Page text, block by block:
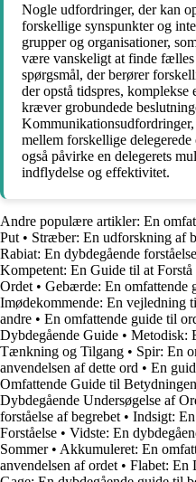
Nogle udfordringer, der kan
forskellige synspunkter og
grupper og organisationer,
være vanskeligt at finde
spørgsmål, der berører
der opstå tidspres, komplekse
kræver grobundede
mellem forskellige
også påvirke en delegerets
indflydelse og effektivitet.
Andre populære artikler: En
Put • Stræber: En udforskning af
Rabiat: En dybdegående
Kompetent: En Guide til at
Ordet • Gebærde: En omfattende
Imødekommende: En vejledning
andre • En omfattende guide til
Dybdegående Guide • Metodisk:
Tænkning og Tilgang • Spir: En
anvendelsen af dette ord • En
Omfattende Guide til
Dybdegående Undersøgelse af
forståelse af begrebet • Indsigt:
Forståelse • Vidste: En
Sommer• Akkumuleret: En
anvendelsen af ordet • Flabet: En